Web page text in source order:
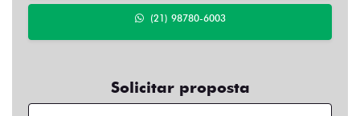
(21) 98780-6003
Solicitar proposta